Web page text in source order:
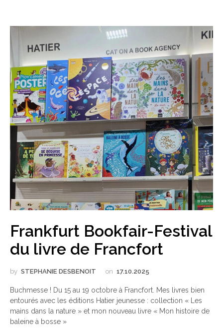
Frankfurt Bookfair-Festival
du livre de Francfort
by STEPHANIE DESBENOIT on 17.10.2025
Buchmesse ! Du 15 au 19 octobre à Francfort. Mes livres bien
entourés avec les éditions Hatier jeunesse : collection « Les
mains dans la nature » et mon nouveau livre « Mon histoire de
baleine à bosse »